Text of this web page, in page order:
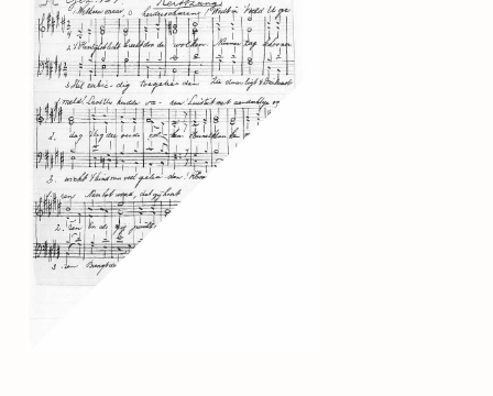
nieuws
events
contact
mijn account